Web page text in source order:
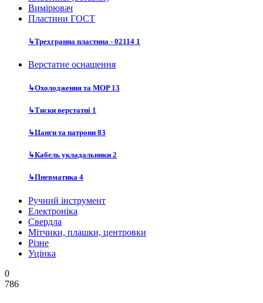
Вимірювач
Пластини ГОСТ
↳Трехгранна пластина - 02114 1
Верстатне оснащення
↳Охолодження та MOP 13
↳Тиски верстатні 1
↳Цанги та патрони 83
↳Кабель укладальники 2
↳Пневматика 4
Ручний інструмент
Електроніка
Свердла
Мітчики, плашки, центровки
Різне
Уцінка
0
786